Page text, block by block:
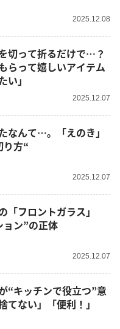
2025.12.08
切って折るだけで…？
らって嬉しいアイテム
い」
2025.12.07
なんて…。「えのき」
り方“
2025.12.07
「フロントガラス」
ョン”の正体
2025.12.07
“キッチンで役立つ”意
てない」「便利！」